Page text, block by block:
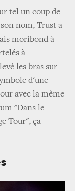
tel un coup de
nom, Trust a
moribond à
à
les bras sur
d'une
avec la même
"Dans le
Tour", ça